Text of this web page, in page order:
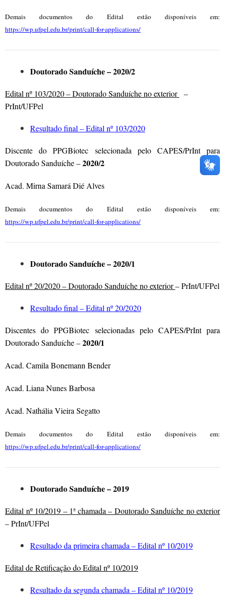
Demais documentos do Edital estão disponíveis em:
https://wp.ufpel.edu.br/print/call-for-applications/
Doutorado Sanduíche – 2020/2
Edital nº 103/2020 – Doutorado Sanduíche no exterior –
PrInt/UFPel
Resultado final – Edital nº 103/2020
Discente do PPGBiotec selecionada pelo CAPES/PrInt para
Doutorado Sanduíche –2020/2
Acad. Mirna Samará Dié Alves
Demais documentos do Edital estão disponíveis em:
https://wp.ufpel.edu.br/print/call-for-applications/
Doutorado Sanduíche – 2020/1
Edital nº 20/2020 – Doutorado Sanduíche no exterior– PrInt/UFPel
Resultado final – Edital nº 20/2020
Discentes do PPGBiotec selecionadas pelo CAPES/PrInt para
Doutorado Sanduíche –2020/1
Acad. Camila Bonemann Bender
Acad. Liana Nunes Barbosa
Acad. Nathália Vieira Segatto
Demais documentos do Edital estão disponíveis em:
https://wp.ufpel.edu.br/print/call-for-applications/
Doutorado Sanduíche – 2019
Edital nº 10/2019 – 1ª chamada – Doutorado Sanduíche no exterior
– PrInt/UFPel
Resultado da primeira chamada – Edital nº 10/2019
Edital de Retificação do Edital nº 10/2019
Resultado da segunda chamada – Edital nº 10/2019